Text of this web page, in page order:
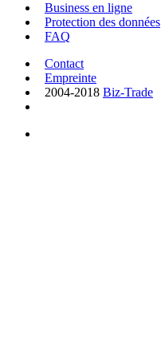
Business en ligne
Protection des données
FAQ
Contact
Empreinte
2004-2018 Biz-Trade